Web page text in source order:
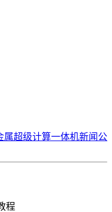
属超级计算一体机新闻公
程